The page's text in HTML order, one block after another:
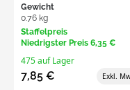
Gewicht
0.76 kg
Staffelpreis
Niedrigster Preis 6,35 €
475 auf Lager
7,85 €